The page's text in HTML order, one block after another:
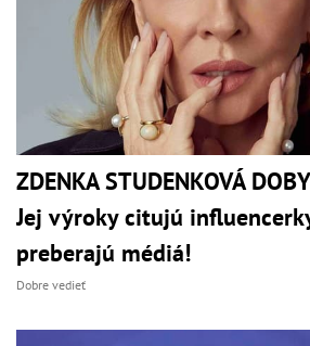
ZDENKA STUDENKOVÁ
Jej výroky citujú
preberajú médiá!
Dobre vedieť